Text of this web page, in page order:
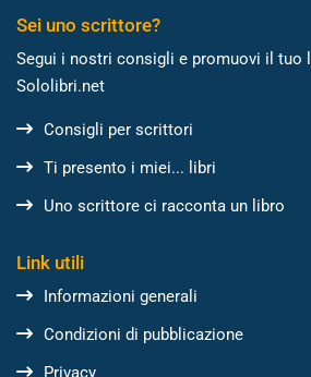
Sei uno scrittore?
Segui i nostri consigli e promuovi il tuo
Sololibri.net
Consigli per scrittori
Ti presento i miei... libri
Uno scrittore ci racconta un libro
Link utili
Informazioni generali
Condizioni di pubblicazione
Privacy